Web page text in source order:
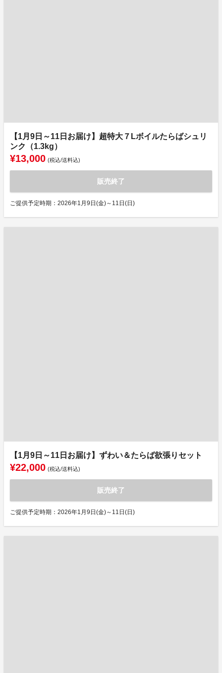
【1月9日～11日お届け】超特大７Lボイルたらばシュリ
ンク（1.3kg）
¥13,000 (税込/送料込)
販売終了
ご提供予定時期：2026年1月9日(金)～11日(日)
【1月9日～11日お届け】ずわい＆たらば欲張りセット
¥22,000 (税込/送料込)
販売終了
ご提供予定時期：2026年1月9日(金)～11日(日)